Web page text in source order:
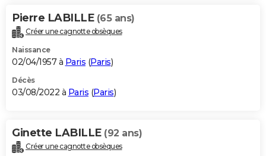
Pierre LABILLE (65 ans)
Créer une cagnotte obsèques
Naissance
02/04/1957 à Paris (Paris)
Décès
03/08/2022 à Paris (Paris)
Ginette LABILLE (92 ans)
Créer une cagnotte obsèques